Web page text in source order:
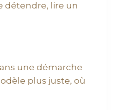
détendre, lire un
une démarche
plus juste, où